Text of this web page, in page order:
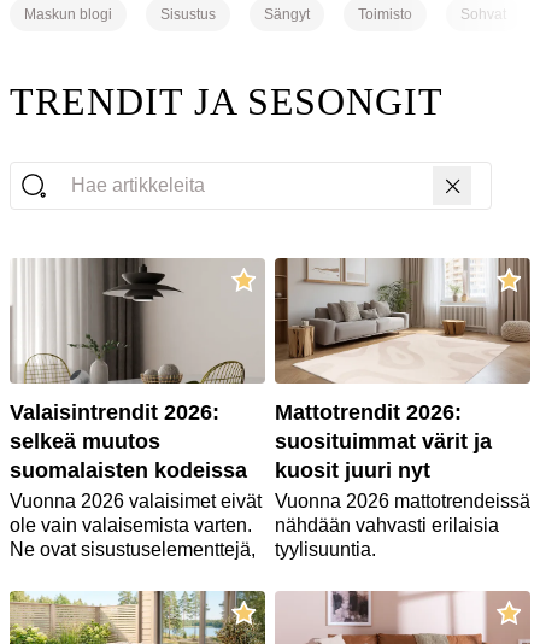
Maskun blogi Sisustus Sängyt Toimisto Sohvat
TRENDIT JA SESONGIT
Hae artikkeleita
Valaisintrendit 2026:
selkeä muutos
suomalaisten kodeissa
Vuonna 2026 valaisimet eivät
ole vain valaisemista varten.
Ne ovat sisustuselementtejä,
erottuvimpina esineinä.
Yhteistä uusille suosikeille on
Mattotrendit 2026:
suosituimmat värit ja
kuosit juuri nyt
Vuonna 2026 mattotrendeissä
nähdään vahvasti erilaisia
tyylisuuntia.
on mukavuutta ja rauhaa
henkivä maanläheinen